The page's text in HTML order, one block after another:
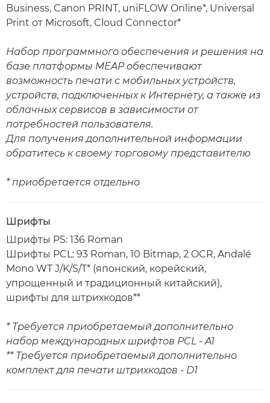
Business, Canon PRINT, uniFLOW Online*, Universal
Print от Microsoft, Cloud Connector*
Набор программного обеспечения и решения на
базе платформы MEAP обеспечивают
возможность печати с мобильных устройств,
устройств, подключенных к Интернету, а также из
облачных сервисов в зависимости от
потребностей пользователя.
Для получения дополнительной информации
обратитесь к своему торговому представителю
* приобретается отдельно
Шрифты
Шрифты PS: 136 Roman
Шрифты PCL: 93 Roman, 10 Bitmap, 2 OCR, Andalé
Mono WT J/K/S/T* (японский, корейский,
упрощенный и традиционный китайский),
шрифты для штрихкодов**
* Требуется приобретаемый дополнительно
набор международных шрифтов PCL - A1
** Требуется приобретаемый дополнительно
комплект для печати штрихкодов - D1